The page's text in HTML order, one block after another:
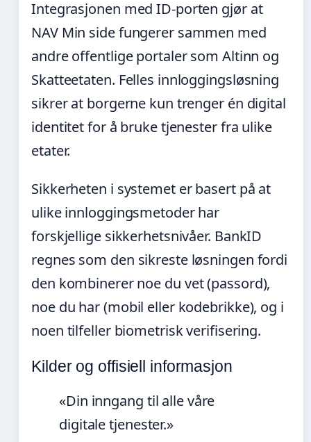
Integrasjonen med ID-porten gjør at
NAV Min side fungerer sammen med
andre offentlige portaler som Altinn og
Skatteetaten. Felles innloggingsløsning
sikrer at borgerne kun trenger én digital
identitet for å bruke tjenester fra ulike
etater.
Sikkerheten i systemet er basert på at
ulike innloggingsmetoder har
forskjellige sikkerhetsnivåer. BankID
regnes som den sikreste løsningen fordi
den kombinerer noe du vet (passord),
noe du har (mobil eller kodebrikke), og i
noen tilfeller biometrisk verifisering.
Kilder og offisiell informasjon
«Din inngang til alle våre
digitale tjenester.»